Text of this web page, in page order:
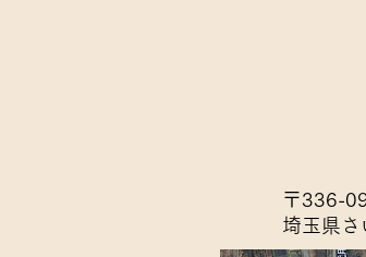
〒336-
埼玉県